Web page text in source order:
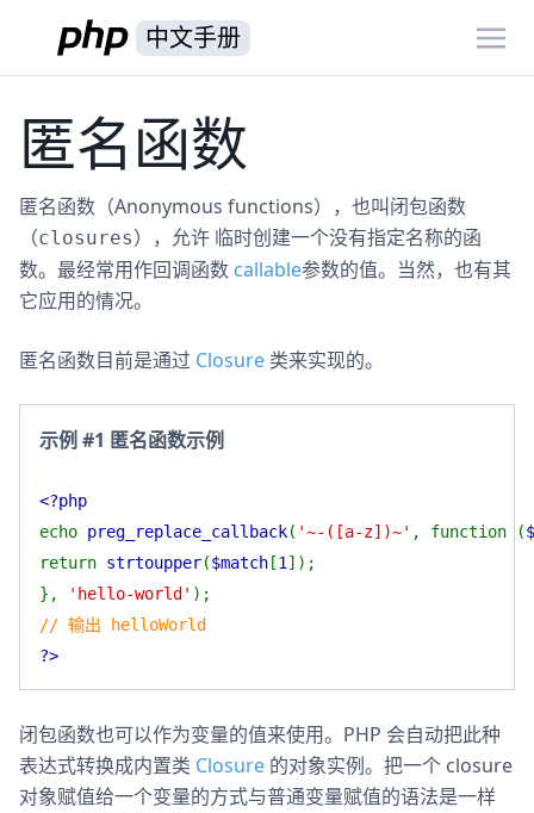
中文手册
匿名函数
匿名函数（Anonymous functions），也叫闭包函数
（closures），允许 临时创建一个没有指定名称的函
数。最经常用作回调函数 callable参数的值。当然，也有其
它应用的情况。
匿名函数目前是通过 Closure 类来实现的。
示例 #1 匿名函数示例
<?php
echo preg_replace_callback( '~-([a-z])~' , function (
return strtoupper($match [1 ]);
},
'hello-world' );
// 输出 helloWorld
?>
闭包函数也可以作为变量的值来使用。PHP 会自动把此种
表达式转换成内置类 Closure 的对象实例。把一个 closure
对象赋值给一个变量的方式与普通变量赋值的语法是一样